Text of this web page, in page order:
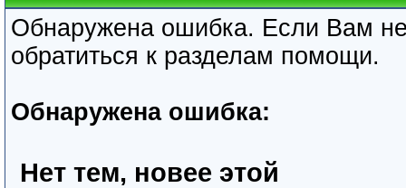
Обнаружена ошибка. Если Вам
обратиться к разделам помощи.
Обнаружена ошибка:
Нет тем, новее этой